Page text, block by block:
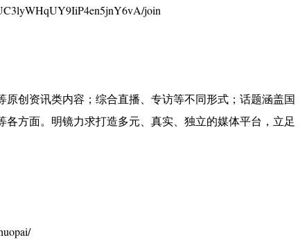
join
创资讯类内容；综合直播、专访等不同形式；话题涵盖国
方面。明镜力求打造多元、真实、独立的媒体平台，立足